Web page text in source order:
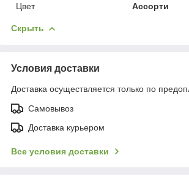
Цвет
Ассорти
Скрыть
Условия доставки
Доставка осуществляется только по
Самовывоз
Доставка курьером
Все условия доставки